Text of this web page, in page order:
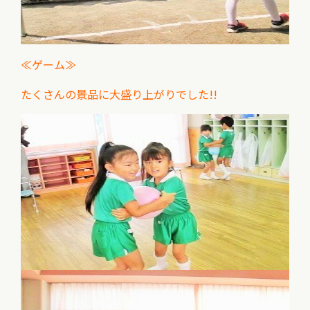
≪ゲーム≫
たくさんの景品に大盛り上がりでした!!